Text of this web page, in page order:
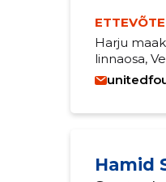
Harju
linnaosa,
Hamid